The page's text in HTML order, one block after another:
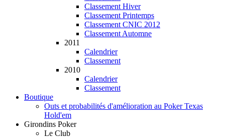
Classement Hiver
Classement Printemps
Classement CNIC 2012
Classement Automne
2011
Calendrier
Classement
2010
Calendrier
Classement
Boutique
Outs et probabilités d'amélioration au Poker Texas
Hold'em
Girondins Poker
Le Club